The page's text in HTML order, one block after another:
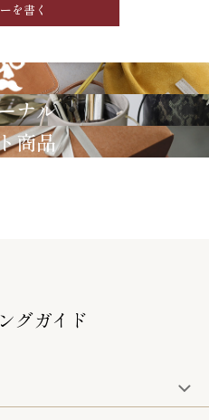
を書く
ナル
商品
グガイド